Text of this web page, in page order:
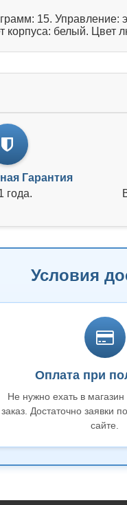
15. Управление:
корпуса: белый. Цвет
Гарантия
года.
Условия
Оплата при
Не нужно ехать в
заказ. Достаточно заявки
сайте.